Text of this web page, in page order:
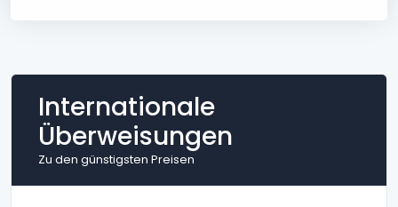
Internationale
Überweisungen
Zu den günstigsten Preisen